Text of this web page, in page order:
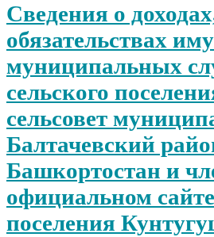
Сведения о
обязательствах
муниципальных
сельского
сельсовет
Балтачевский
Башкортостан и
официальном
поселения